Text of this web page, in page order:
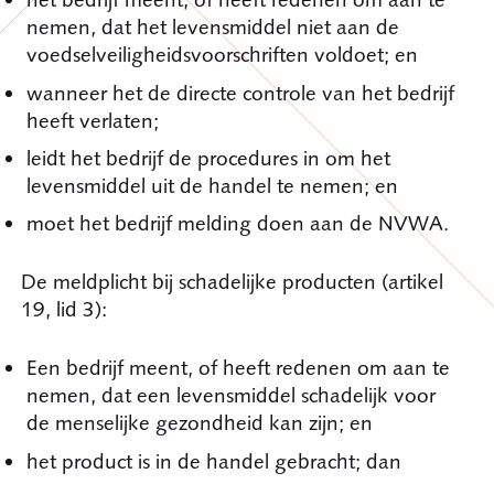
nemen, dat het levensmiddel niet aan de
voedselveiligheidsvoorschriften voldoet; en
wanneer het de directe controle van het bedrijf
heeft verlaten;
leidt het bedrijf de procedures in om het
levensmiddel uit de handel te nemen; en
moet het bedrijf melding doen aan de NVWA.
De meldplicht bij schadelijke producten (artikel
19, lid 3):
Een bedrijf meent, of heeft redenen om aan te
nemen, dat een levensmiddel schadelijk voor
de menselijke gezondheid kan zijn; en
het product is in de handel gebracht; dan